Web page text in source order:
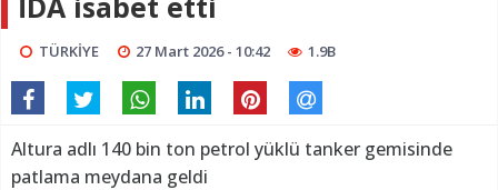
TÜRKİYE 27 Mart 2026 - 10:42 1.9B
Altura adlı 140 bin ton petrol yüklü tanker gemisinde
patlama meydana geldi